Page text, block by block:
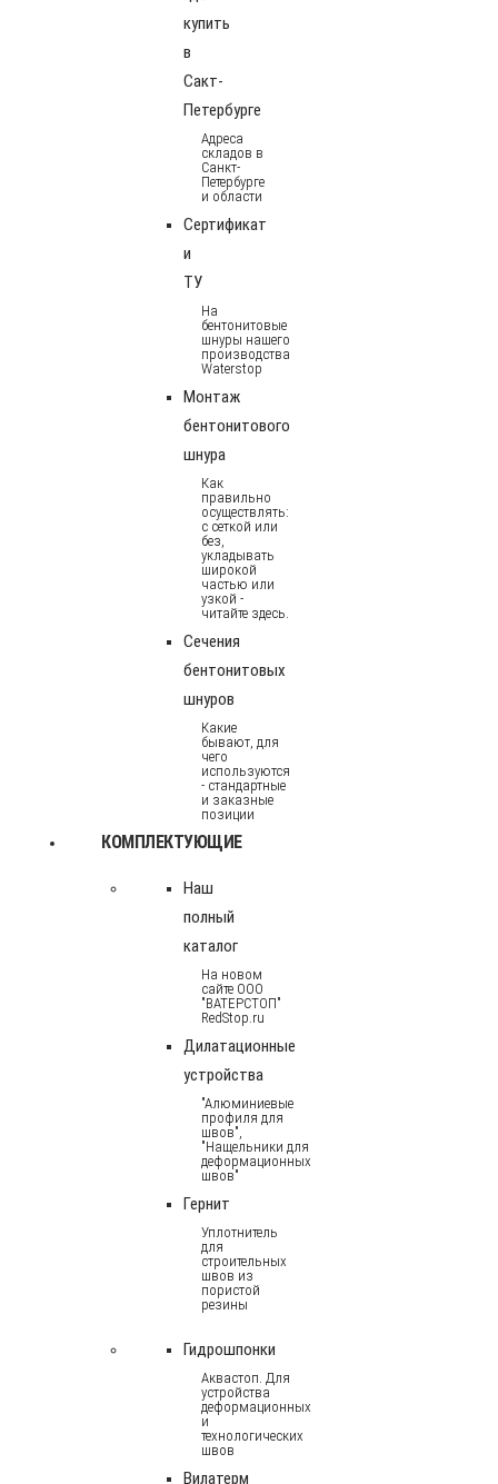
купить
в
Сакт-
Петербурге
Адреса
складов в
Санкт-
Петербурге
и области
Сертификат
и
ТУ
На
бентонитовые
шнуры нашего
производства
Waterstop
Монтаж
бентонитового
шнура
Как
правильно
осуществлять:
с сеткой или
без,
укладывать
широкой
частью или
узкой -
читайте здесь.
Сечения
бентонитовых
шнуров
Какие
бывают, для
чего
используются
- стандартные
и заказные
позиции
КОМПЛЕКТУЮЩИЕ
Наш
полный
каталог
На новом
сайте ООО
"ВАТЕРСТОП"
RedStop.ru
Дилатационные
устройства
"Алюминиевые
профиля для
швов",
"Нащельники для
деформационных
швов"
Гернит
Уплотнитель
для
строительных
швов из
пористой
резины
Гидрошпонки
Аквастоп. Для
устройства
деформационных
и
технологических
швов
Вилатерм